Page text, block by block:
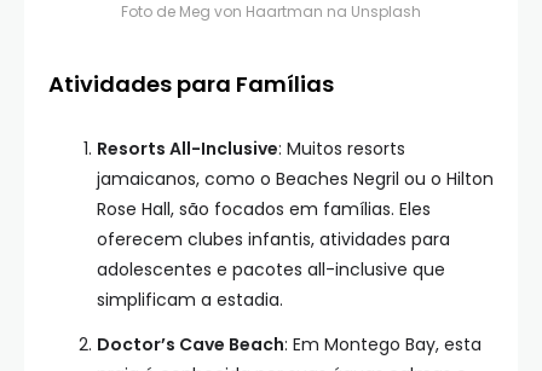
Foto de Meg von Haartman na Unsplash
Atividades para Famílias
Resorts All-Inclusive: Muitos resorts
jamaicanos, como o Beaches Negril ou o Hilton
Rose Hall, são focados em famílias. Eles
oferecem clubes infantis, atividades para
adolescentes e pacotes all-inclusive que
simplificam a estadia.
Doctor’s Cave Beach: Em Montego Bay, esta